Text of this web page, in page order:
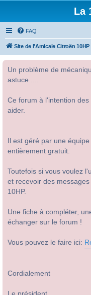
La
FAQ
Site de l'Amicale Citroën 10HP
Un problème de
astuce ....
Ce forum à l'intention
aider.
Il est géré par une
entièrement gratuit.
Toutefois si vous voulez
et recevoir des
10HP.
Une fiche à compléter,
échanger sur le forum !
Vous pouvez le faire ici:
Cordialement